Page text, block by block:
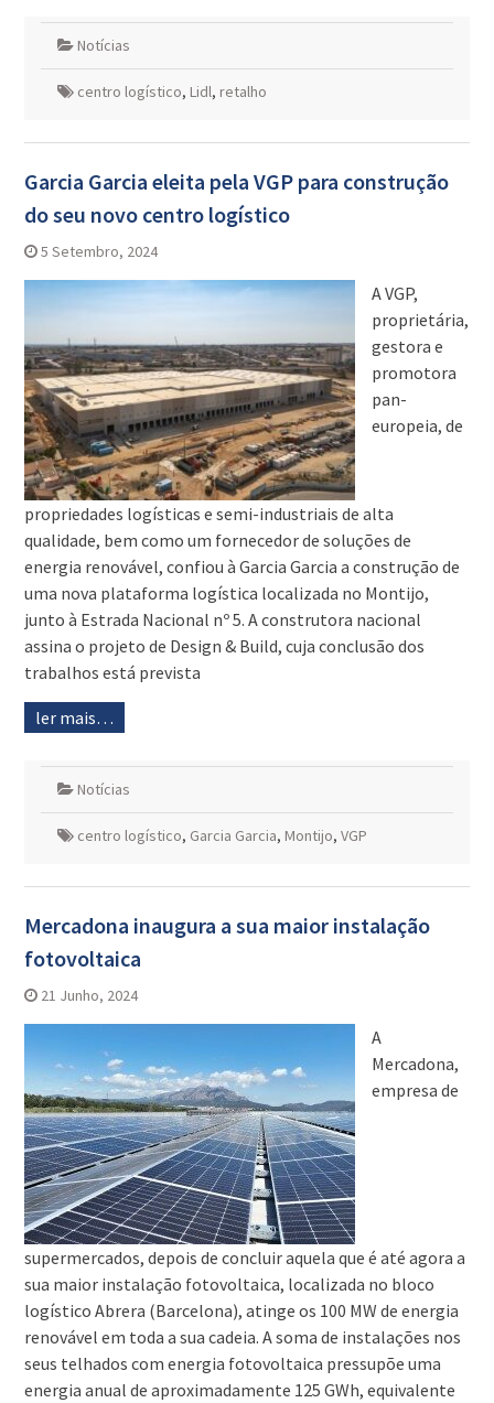
Notícias
centro logístico, Lidl, retalho
Garcia Garcia eleita pela VGP para construção
do seu novo centro logístico
5 Setembro, 2024
A VGP,
proprietária,
gestora e
promotora
pan-
europeia, de
propriedades logísticas e semi-industriais de alta
qualidade, bem como um fornecedor de soluções de
energia renovável, confiou à Garcia Garcia a construção de
uma nova plataforma logística localizada no Montijo,
junto à Estrada Nacional nº 5. A construtora nacional
assina o projeto de Design & Build, cuja conclusão dos
trabalhos está prevista
ler mais…
Notícias
centro logístico, Garcia Garcia, Montijo, VGP
Mercadona inaugura a sua maior instalação
fotovoltaica
21 Junho, 2024
A
Mercadona,
empresa de
supermercados, depois de concluir aquela que é até agora a
sua maior instalação fotovoltaica, localizada no bloco
logístico Abrera (Barcelona), atinge os 100 MW de energia
renovável em toda a sua cadeia. A soma de instalações nos
seus telhados com energia fotovoltaica pressupõe uma
energia anual de aproximadamente 125 GWh, equivalente